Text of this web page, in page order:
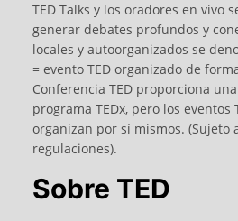
TED Talks y los oradores en vivo
generar debates profundos y
locales y autoorganizados se
= evento TED organizado de
Conferencia TED proporciona
programa TEDx, pero los eventos
organizan por sí mismos. (Sujeto
regulaciones).
Sobre TED